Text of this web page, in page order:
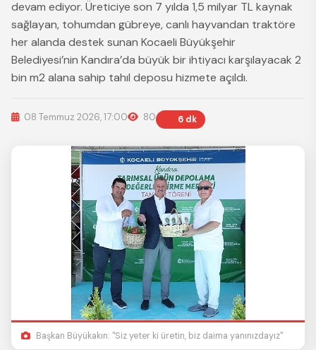
devam ediyor. Üreticiye son 7 yılda 1,5 milyar TL kaynak
sağlayan, tohumdan gübreye, canlı hayvandan traktöre
her alanda destek sunan Kocaeli Büyükşehir
Belediyesi’nin Kandıra’da büyük bir ihtiyacı karşılayacak 2
bin m2 alana sahip tahıl deposu hizmete açıldı.
08 Temmuz 2026, 17:00 80 6 dk
Başkan Büyükakın: "Siz yeter ki üretin, biz daima yanınızdayız"